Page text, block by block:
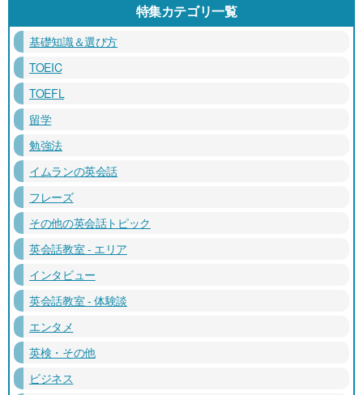
特集カテゴリ一覧
基礎知識＆選び方
TOEIC
TOEFL
留学
勉強法
イムランの英会話
フレーズ
その他の英会話トピック
英会話教室 - エリア
インタビュー
英会話教室 - 体験談
エンタメ
英検・その他
ビジネス